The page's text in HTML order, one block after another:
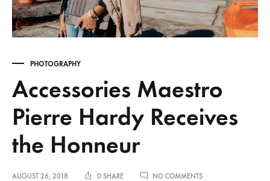
PHOTOGRAPHY
Accessories Maestro
Pierre Hardy Receives
the Honneur
AUGUST 26, 2018 0 SHARE NO COMMENTSON